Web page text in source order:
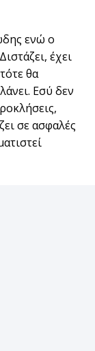
ενώ ο
έχει
θα
Εσύ δεν
σε ασφαλές